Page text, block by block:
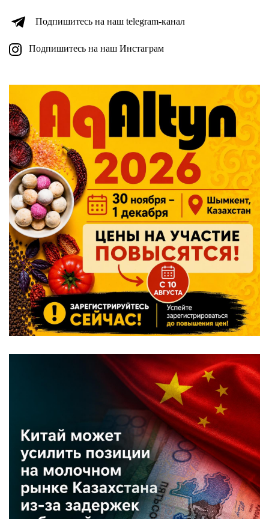
Подпишитесь на наш telegram-канал
Подпишитесь на наш Инстаграм